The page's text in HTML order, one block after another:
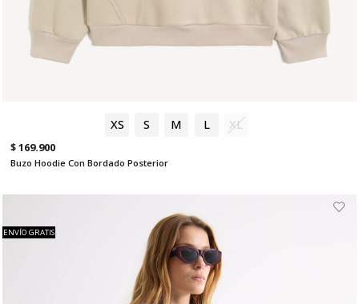
XS S M L XL
$ 169.900
Buzo Hoodie Con Bordado Posterior
ENVÍO GRATIS